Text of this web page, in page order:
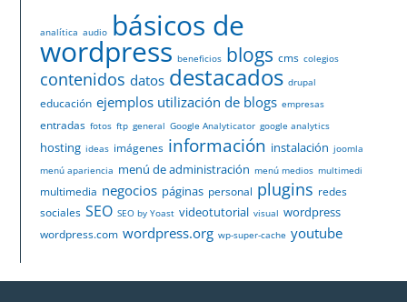
analítica audio básicos de
wordpress beneficios blogs cms colegios
contenidos datos destacados drupal
educación ejemplos utilización de blogs empresas
entradas fotos ftp general Google Analyticator google analytics
hosting ideas imágenes información instalación joomla
menú apariencia menú de administración menú medios multimedi
multimedia negocios páginas personal plugins redes
sociales SEO SEO by Yoast videotutorial visual wordpress
wordpress.com wordpress.org wp-super-cache youtube